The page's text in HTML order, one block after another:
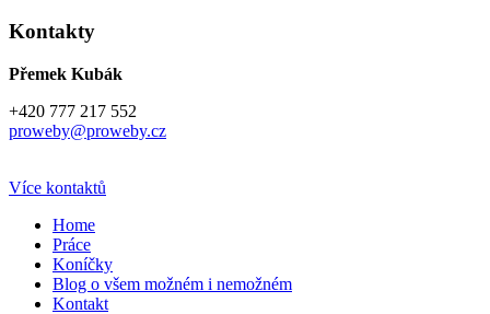
Kontakty
Přemek Kubák
+420 777 217 552
proweby@proweby.cz
Více kontaktů
Home
Práce
Koníčky
Blog o všem možném i nemožném
Kontakt